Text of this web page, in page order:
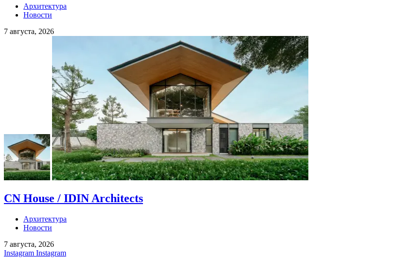
Архитектура
Новости
7 августа, 2026
CN House / IDIN Architects
Архитектура
Новости
7 августа, 2026
Instagram Instagram